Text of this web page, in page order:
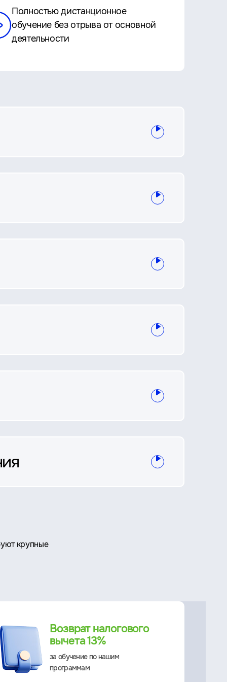
Полностью дистанционное
обучение без отрыва от основной
деятельности
крупные
Возврат налогового
вычета 13%
за обучение по нашим
программам